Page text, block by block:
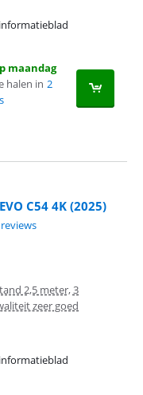
maandag
halen in 2
C54 4K (2025)
reviews.
2,5 meter, 3
zeer goed